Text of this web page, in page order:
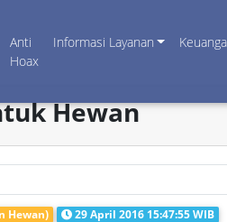
Anti
Hoax
Informasi Layanan
Hewan
Hewan) 29 April 2016 15:47:55 WIB